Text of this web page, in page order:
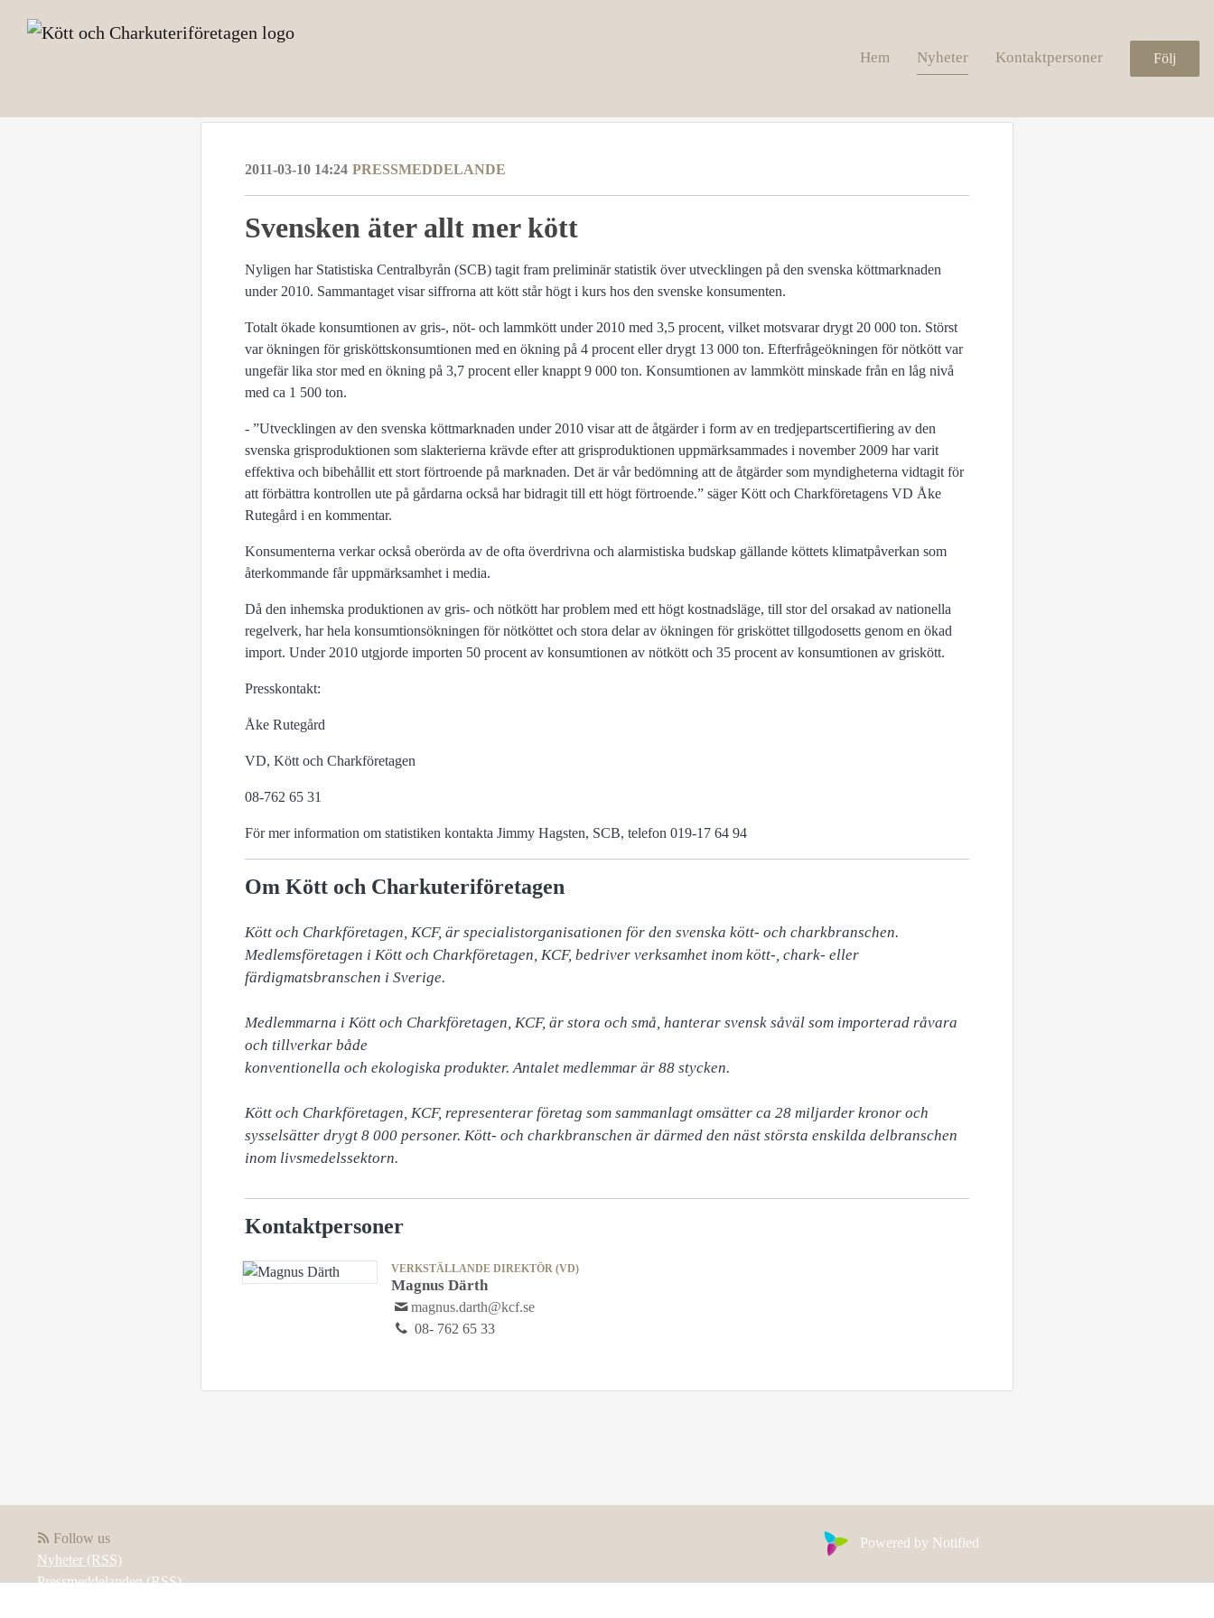
Hem Nyheter Kontaktpersoner Följ
2011-03-10 14:24 PRESSMEDDELANDE
Svensken äter allt mer kött
Nyligen har Statistiska Centralbyrån (SCB) tagit fram preliminär statistik över utvecklingen på den svenska köttmarknaden
under 2010. Sammantaget visar siffrorna att kött står högt i kurs hos den svenske konsumenten.
Totalt ökade konsumtionen av gris-, nöt- och lammkött under 2010 med 3,5 procent, vilket motsvarar drygt 20 000 ton. Störst
var ökningen för grisköttskonsumtionen med en ökning på 4 procent eller drygt 13 000 ton. Efterfrågeökningen för nötkött var
ungefär lika stor med en ökning på 3,7 procent eller knappt 9 000 ton. Konsumtionen av lammkött minskade från en låg nivå
med ca 1 500 ton.
- ”Utvecklingen av den svenska köttmarknaden under 2010 visar att de åtgärder i form av en tredjepartscertifiering av den
svenska grisproduktionen som slakterierna krävde efter att grisproduktionen uppmärksammades i november 2009 har varit
effektiva och bibehållit ett stort förtroende på marknaden. Det är vår bedömning att de åtgärder som myndigheterna vidtagit för
att förbättra kontrollen ute på gårdarna också har bidragit till ett högt förtroende.” säger Kött och Charkföretagens VD Åke
Rutegård i en kommentar.
Konsumenterna verkar också oberörda av de ofta överdrivna och alarmistiska budskap gällande köttets klimatpåverkan som
återkommande får uppmärksamhet i media.
Då den inhemska produktionen av gris- och nötkött har problem med ett högt kostnadsläge, till stor del orsakad av nationella
regelverk, har hela konsumtionsökningen för nötköttet och stora delar av ökningen för grisköttet tillgodosetts genom en ökad
import. Under 2010 utgjorde importen 50 procent av konsumtionen av nötkött och 35 procent av konsumtionen av griskött.
Presskontakt:
Åke Rutegård
VD, Kött och Charkföretagen
08-762 65 31
För mer information om statistiken kontakta Jimmy Hagsten, SCB, telefon 019-17 64 94
Om Kött och Charkuteriföretagen
Kött och Charkföretagen, KCF, är specialistorganisationen för den svenska kött- och charkbranschen.
Medlemsföretagen i Kött och Charkföretagen, KCF, bedriver verksamhet inom kött-, chark- eller
färdigmatsbranschen i Sverige.
Medlemmarna i Kött och Charkföretagen, KCF, är stora och små, hanterar svensk såväl som importerad råvara
och tillverkar både
konventionella och ekologiska produkter. Antalet medlemmar är 88 stycken.
Kött och Charkföretagen, KCF, representerar företag som sammanlagt omsätter ca 28 miljarder kronor och
sysselsätter drygt 8 000 personer. Kött- och charkbranschen är därmed den näst största enskilda delbranschen
inom livsmedelssektorn.
Kontaktpersoner
VERKSTÄLLANDE DIREKTÖR (VD)
Magnus Därth
magnus.darth@kcf.se
08- 762 65 33
Follow us
Nyheter (RSS)
Pressmeddelanden (RSS)
Powered by Notified